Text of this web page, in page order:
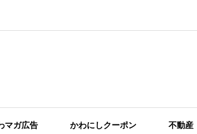
マガ広告 かわにしクーポン 不動産